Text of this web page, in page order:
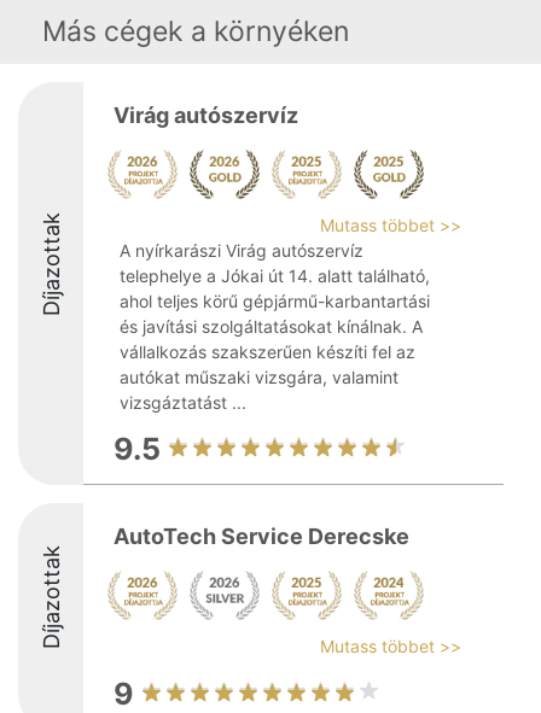
Más cégek a környéken
Díjazottak
Virág autószervíz
Mutass többet >>
A nyírkarászi Virág autószervíz
telephelye a Jókai út 14. alatt található,
ahol teljes körű gépjármű-karbantartási
és javítási szolgáltatásokat kínálnak. A
vállalkozás szakszerűen készíti fel az
autókat műszaki vizsgára, valamint
vizsgáztatást ...
9.5
Díjazottak
AutoTech Service Derecske
Mutass többet >>
9